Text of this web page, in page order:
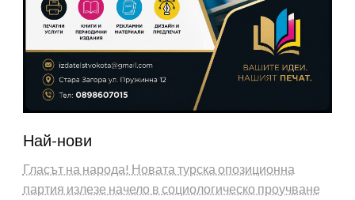
Най-нови
Гласът на народа! Новата турска опозиционна
партия излезе начело в социологическо проучване